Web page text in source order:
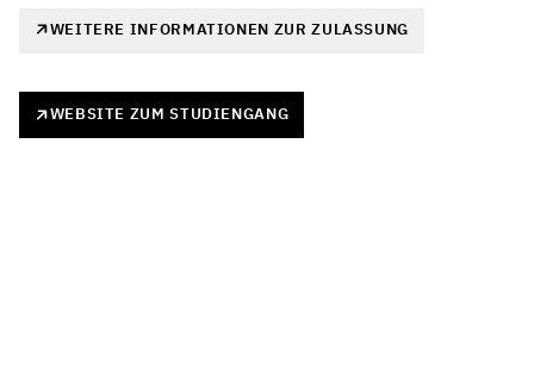
WEITERE INFORMATIONEN ZUR ZULASSUNG
WEBSITE ZUM STUDIENGANG